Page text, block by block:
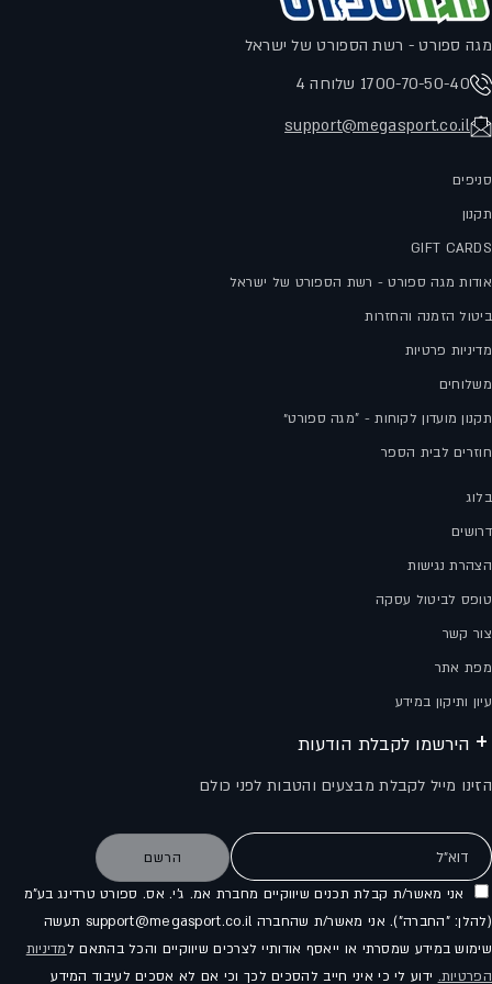
מגה ספורט - רשת הספורט של ישראל
1700-70-50-40 שלוחה 4
support@megasport.co.il
סניפים
תקנון
GIFT CARDS
אודות מגה ספורט - רשת הספורט של ישראל
ביטול הזמנה והחזרות
מדיניות פרטיות
משלוחים
תקנון מועדון לקוחות - "מגה ספורט״
חוזרים לבית הספר
בלוג
דרושים
הצהרת נגישות
טופס לביטול עסקה
צור קשר
מפת אתר
עיון ותיקון במידע
הירשמו לקבלת הודעות
הזינו מייל לקבלת מבצעים והטבות לפני כולם
דוא"ל הרשם
אני מאשר/ת קבלת תכנים שיווקיים מחברת אמ. ג'י. אס. ספורט טרדינג בע"מ
(להלן: "החברה"). אני מאשר/ת שהחברה support@megasport.co.il תעשה
שימוש במידע שמסרתי או ייאסף אודותיי לצרכים שיווקיים והכל בהתאם למדיניות
הפרטיות. ידוע לי כי איני חייב להסכים לכך וכי אם לא אסכים לעיבוד המידע